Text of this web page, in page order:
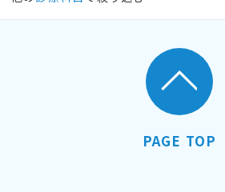
PAGE TOP